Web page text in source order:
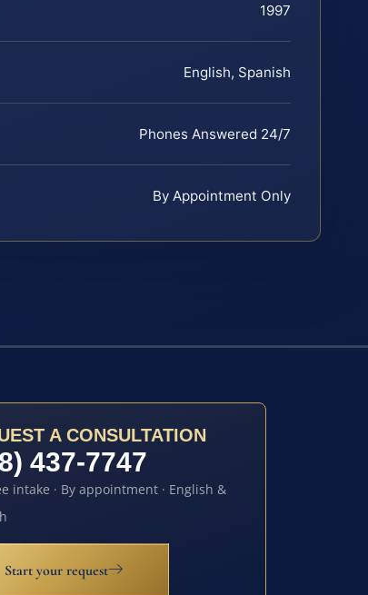
1997
English, Spanish
Phones Answered 24/7
By Appointment Only
A CONSULTATION
437-7747
intake · By appointment · English &
Start your request